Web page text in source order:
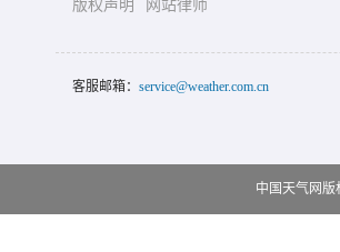
版权声明
网站律师
客服邮箱： service@weather.com.cn
中国天气网